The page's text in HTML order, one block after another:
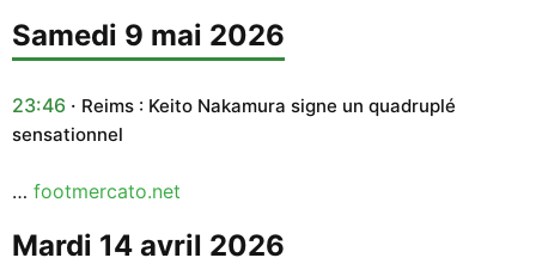
samedi 9 mai 2026
23:46
Reims : Keito Nakamura signe un quadruplé
sensationnel
… footmercato.net
mardi 14 avril 2026